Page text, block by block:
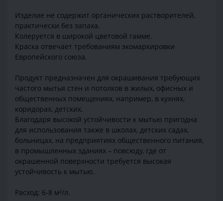
Изделие не содержит органических растворителей,
практически без запаха.
Колеруется в широкой цветовой гамме.
Краска отвечает требованиям экомаркировки
Европейского союза.
Продукт предназначен для окрашивания требующих
частого мытья стен и потолков в жилых, офисных и
общественных помещениях, например, в кухнях,
коридорах, детских.
Благодаря высокой устойчивости к мытью пригодна
для использования также в школах, детских садах,
больницах, на предприятиях общественного питания,
в промышленных зданиях – повсюду, где от
окрашенной поверхности требуется высокая
устойчивость к мытью.
Расход: 6-8 м²/л.